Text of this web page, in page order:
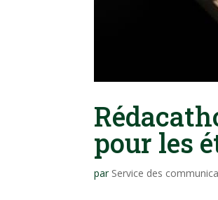
pour les
par Service des